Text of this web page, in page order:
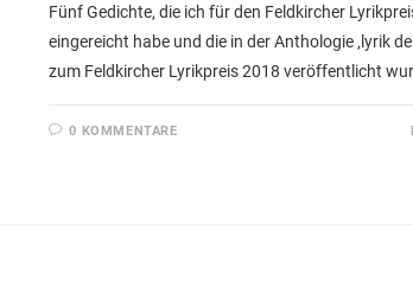
Fünf Gedichte, die ich für den Feldkircher
eingereicht habe und die in der Anthologie ‚lyrik
zum Feldkircher Lyrikpreis 2018 veröffentlicht
0 KOMMENTARE